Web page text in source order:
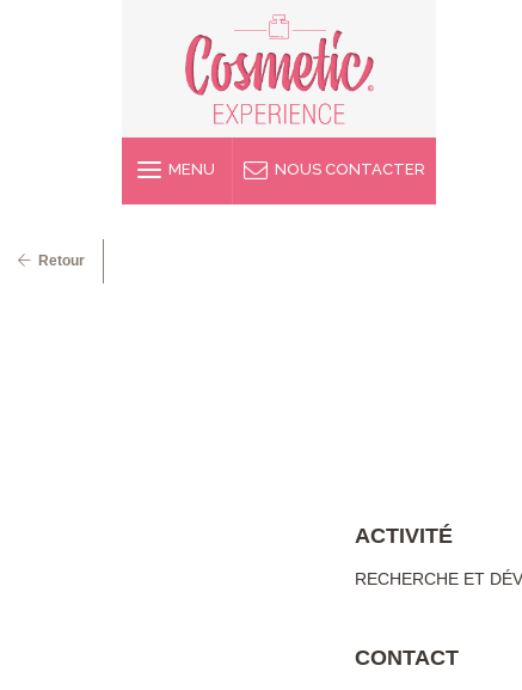
MENU NOUS CONTACTER
ACTIVITÉ
RECHERCHE ET
CONTACT
Retour